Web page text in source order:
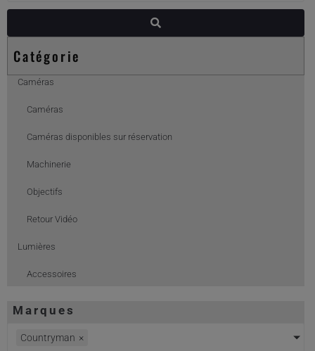
Catégorie
Caméras
Caméras
Caméras disponibles sur réservation
Machinerie
Objectifs
Retour Vidéo
Lumières
Accessoires
Marques
Countryman ×